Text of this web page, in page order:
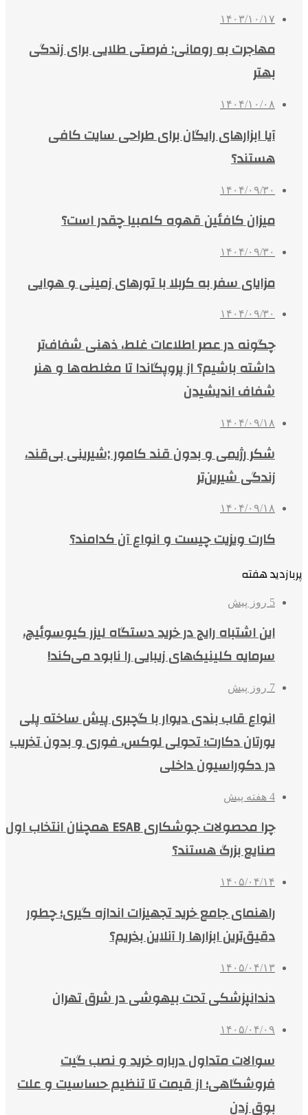
۱۴۰۳/۱۰/۱۷
مهاجرت به رومانی: فرصتی طلایی برای زندگی
بهتر
۱۴۰۴/۱۰/۰۸
آیا ابزارهای رایگان برای طراحی سایت کافی
هستند؟
۱۴۰۴/۰۹/۳۰
میزان کافئین قهوه کلمبیا چقدر است؟
۱۴۰۴/۰۹/۳۰
مزایای سفر به کربلا با تورهای زمینی و هوایی
۱۴۰۴/۰۹/۳۰
چگونه در عصر اطلاعات غلط، ذهنی شفاف‌تر
داشته باشیم؟ از پروپگاندا تا مغلطه‌ها و هنر
شفاف اندیشیدن
۱۴۰۴/۰۹/۱۸
شکر رژیمی و بدون قند کامور ;شیرینی بی‌قند،
زندگی شیرین‌تر
۱۴۰۴/۰۹/۱۸
کارت ویزیت چیست و انواع آن کدامند؟
پربازدید هفته
5 روز پیش
این اشتباه رایج در خرید دستگاه لیزر کیوسوئیچ،
سرمایه کلینیک‌های زیبایی را نابود می‌کند!
7 روز پیش
انواع قاب بندی دیوار با گچبری پیش ساخته پلی
یورتان دکارت؛ تحولی لوکس، فوری و بدون تخریب
در دکوراسیون داخلی
4 هفته پیش
چرا محصولات جوشکاری ESAB همچنان انتخاب اول
صنایع بزرگ هستند؟
۱۴۰۵/۰۴/۱۴
راهنمای جامع خرید تجهیزات اندازه گیری؛ چطور
دقیق‌ترین ابزارها را آنلاین بخریم؟
۱۴۰۵/۰۴/۱۳
دندانپزشکی تحت بیهوشی در شرق تهران
۱۴۰۵/۰۴/۰۹
سوالات متداول درباره خرید و نصب گیت
فروشگاهی؛ از قیمت تا تنظیم حساسیت و علت
بوق زدن